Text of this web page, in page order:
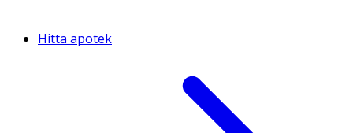
Hitta apotek